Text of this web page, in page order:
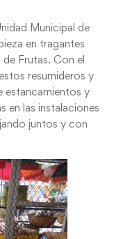
Municipal de
en tragantes
Frutas. Con el
resumideros y
estancamientos y
en las instalaciones
juntos y con